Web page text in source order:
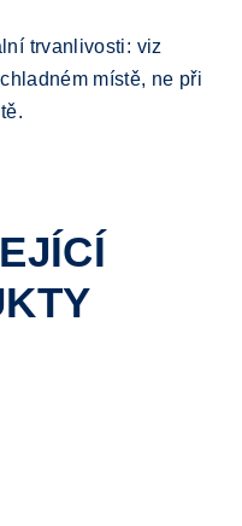
trvanlivosti: viz
místě, ne při